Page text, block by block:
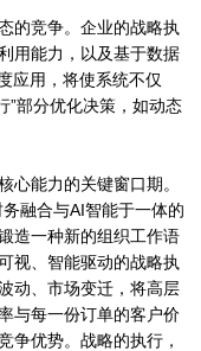
的竞争。企业的战略执
用能力，以及基于数据
应用，将使系统不仅
”部分优化决策，如动态
心能力的关键窗口期。
融合与AI智能于一体的
造一种新的组织工作语
视、智能驱动的战略执
动、市场变迁，将高层
与每一份订单的客户价
争优势。战略的执行，